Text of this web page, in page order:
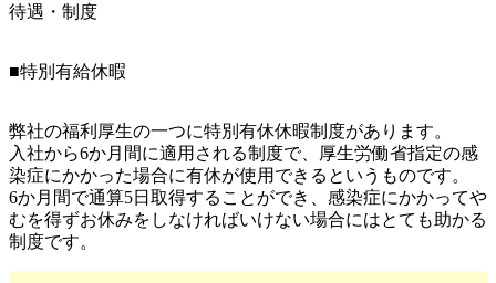
待遇・制度
■特別有給休暇
弊社の福利厚生の一つに特別有休休暇制度があります。
入社から6か月間に適用される制度で、厚生労働省指定の感
染症にかかった場合に有休が使用できるというものです。
6か月間で通算5日取得することができ、感染症にかかってや
むを得ずお休みをしなければいけない場合にはとても助かる
制度です。